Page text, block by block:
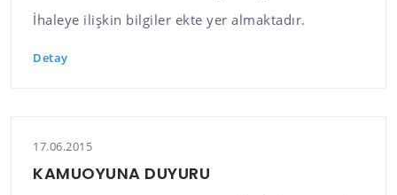
İhaleye ilişkin bilgiler ekte yer almaktadır.
Detay
17.06.2015
KAMUOYUNA DUYURU